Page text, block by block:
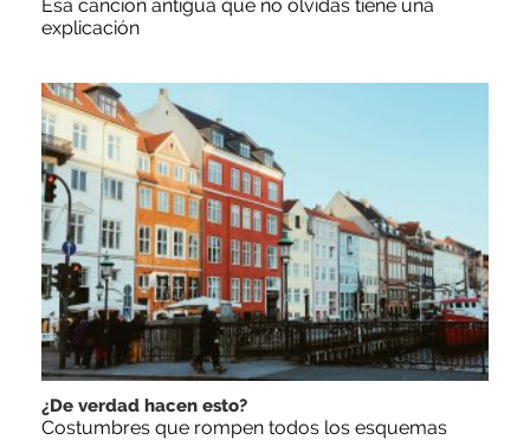
Esa canción antigua que no olvidas tiene una
explicación
¿De verdad hacen esto?
Costumbres que rompen todos los esquemas